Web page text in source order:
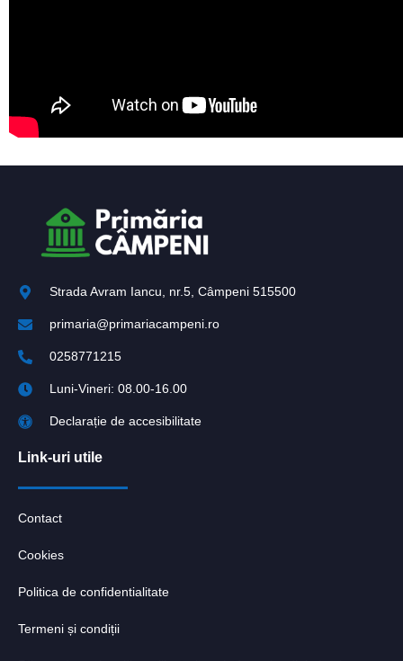
Strada Avram Iancu, nr.5, Câmpeni 515500
primaria@primariacampeni.ro
0258771215
Luni-Vineri: 08.00-16.00
Declarație de accesibilitate
Link-uri utile
Contact
Cookies
Politica de confidentialitate
Termeni și condiții